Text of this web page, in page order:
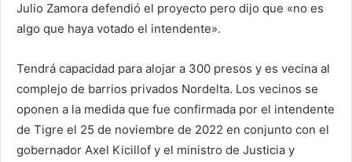
Julio Zamora defendió el proyecto pero dijo que «no es
algo que haya votado el intendente».
Tendrá capacidad para alojar a 300 presos y es vecina al
complejo de barrios privados Nordelta. Los vecinos se
oponen a la medida que fue confirmada por el intendente
de Tigre el 25 de noviembre de 2022 en conjunto con el
gobernador Axel Kicillof y el ministro de Justicia y